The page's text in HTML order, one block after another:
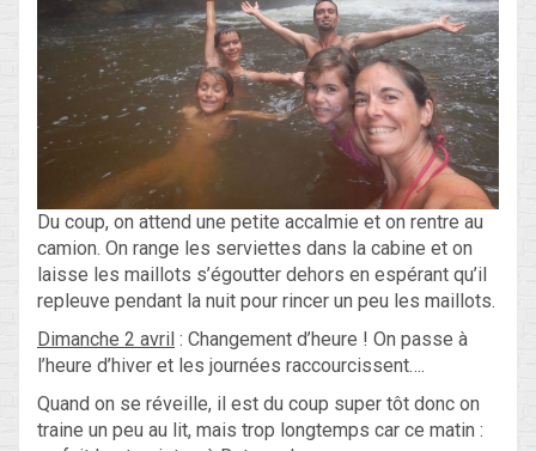
Du coup, on attend une petite accalmie et on rentre au
camion. On range les serviettes dans la cabine et on
laisse les maillots s’égoutter dehors en espérant qu’il
repleuve pendant la nuit pour rincer un peu les maillots.
Dimanche 2 avril : Changement d’heure ! On passe à
l’heure d’hiver et les journées raccourcissent….
Quand on se réveille, il est du coup super tôt donc on
traine un peu au lit, mais trop longtemps car ce matin :